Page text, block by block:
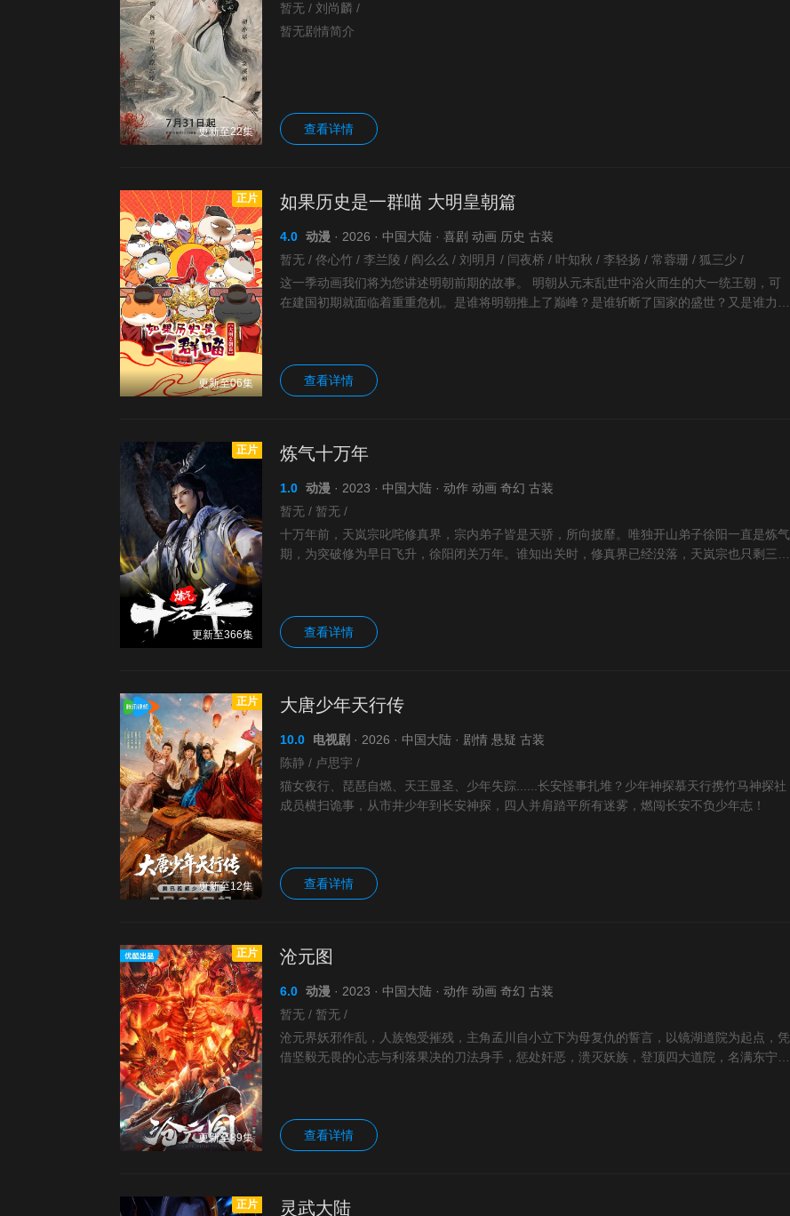
更新至22集
暂无 / 刘尚麟 /
暂无剧情简介
查看详情
正片
更新至06集
如果历史是一群喵 大明皇朝篇
4.0 动漫 · 2026 · 中国大陆 · 喜剧 动画 历史 古装
暂无 / 佟心竹 / 李兰陵 / 阎么么 / 刘明月 / 闫夜桥 / 叶知秋 / 李轻扬 / 常蓉珊 / 狐三少 /
这一季动画我们将为您讲述明朝前期的故事。 明朝从元末乱世中浴火而生的大一统王朝，可
在建国初期就面临着重重危机。是谁将明朝推上了巅峰？是谁斩断了国家的盛世？又是谁力挽
查看详情
正片
更新至366集
炼气十万年
1.0 动漫 · 2023 · 中国大陆 · 动作 动画 奇幻 古装
暂无 / 暂无 /
十万年前，天岚宗叱咤修真界，宗内弟子皆是天骄，所向披靡。唯独开山弟子徐阳一直是炼气
期，为突破修为早日飞升，徐阳闭关万年。谁知出关时，修真界已经没落，天岚宗也只剩三五
查看详情
正片
更新至12集
大唐少年天行传
10.0 电视剧 · 2026 · 中国大陆 · 剧情 悬疑 古装
陈静 / 卢思宇 /
猫女夜行、琵琶自燃、天王显圣、少年失踪......长安怪事扎堆？少年神探慕天行携竹马神探社
成员横扫诡事，从市井少年到长安神探，四人并肩踏平所有迷雾，燃闯长安不负少年志！
查看详情
正片
更新至89集
沧元图
6.0 动漫 · 2023 · 中国大陆 · 动作 动画 奇幻 古装
暂无 / 暂无 /
沧元界妖邪作乱，人族饱受摧残，主角孟川自小立下为母复仇的誓言，以镜湖道院为起点，凭
借坚毅无畏的心志与利落果决的刀法身手，惩处奸恶，溃灭妖族，登顶四大道院，名满东宁
查看详情
正片 灵武大陆